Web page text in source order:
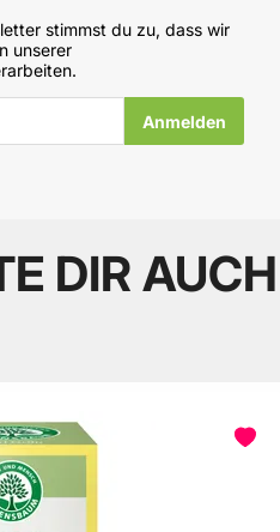
stimmst du zu, dass wir
unserer
DIR AUCH